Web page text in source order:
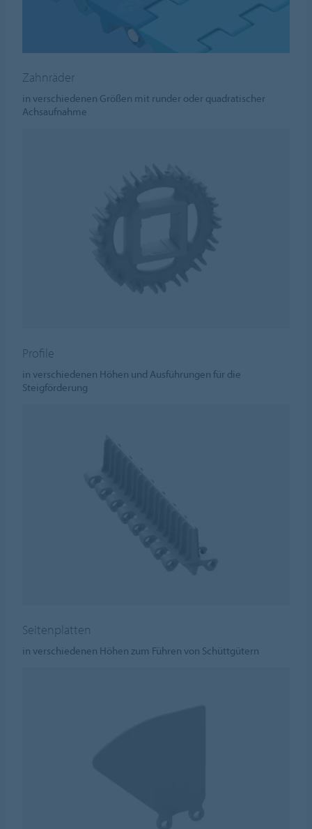
Zahnräder
in verschiedenen Größen mit runder oder quadratischer
Achsaufnahme
Profile
in verschiedenen Höhen und Ausführungen für die
Steigförderung
Seitenplatten
in verschiedenen Höhen zum Führen von Schüttgütern